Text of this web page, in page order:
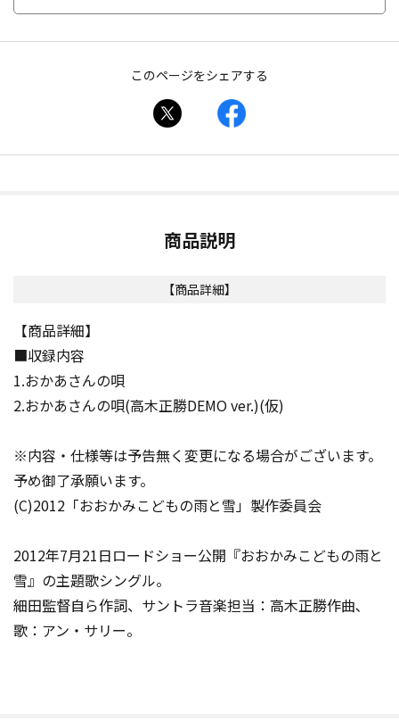
このページをシェアする
商品説明
【商品詳細】
【商品詳細】
■収録内容
1.おかあさんの唄
2.おかあさんの唄(高木正勝DEMO ver.)(仮)
※内容・仕様等は予告無く変更になる場合がございます。
予め御了承願います。
(C)2012「おおかみこどもの雨と雪」製作委員会
2012年7月21日ロードショー公開『おおかみこどもの雨と
雪』の主題歌シングル。
細田監督自ら作詞、サントラ音楽担当：高木正勝作曲､
歌：アン・サリー。